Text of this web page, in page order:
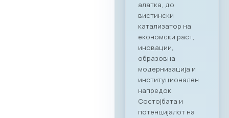
беше потврдување
на стратешкото
партнерство
помеѓу МАСИТ и
Ragusa Group.
Преку овој настан,
членките на
комората имаа
единствена
можност одблиску
да се запознаат со